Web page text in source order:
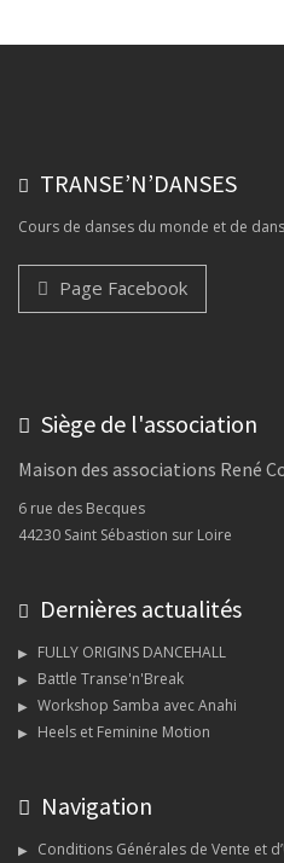
TRANSE’N’DANSES
Cours de danses du monde et de
Page Facebook
Siège de l'association
Maison des associations René
6 rue des Becques
44230 Saint Sébastion sur Loire
Dernières actualités
FULLY ORIGINS DANCEHALL
Battle Transe'n'Break
Workshop Samba avec Anahi
Heels et Feminine Motion
Navigation
Conditions Générales de Vente et